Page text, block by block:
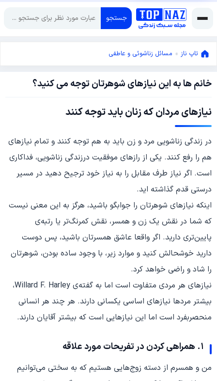
جستجو
تاپ ناز » مسائل زناشوئی و عاطفی
خانم ها به این نیازهای شوهرتان توجه می کنید؟
اکتبر
2017 جولای
17,
2024
نیازهای مردان که زنان باید توجه کنند
در زندگی زناشویی مرد و زن باید به هم توجه کنند و تمام نیازهای
هم را رفع کنند. یکی از رازهای موفقیت درزندگی زناشویی، فداکاری
است. اگر نیاز طرف مقابل را به نیاز خود ترجیح دهید در مسیر
درستی قدم گذاشته اید.
اینکه نیازهای شوهرتان را جوابگو باشید، هرگز به این معنی نیست
که شما در نقش یک زن و همسر، نقش کمرنگ‌تر یا رتبه‌ی
پایین‌تری دارید. اگر واقعا عاشق همسرتان باشید، پس دوست
دارید خوشحالش کنید و موارد زیر، با وجود ساده بودن، شوهرتان
را شاد و راضی خواهد کرد.
نیازهای هر مردی متفاوت است اما به گفته‌ی Willard F. Harley،
بیشتر مردها نیازهای اساسی یکسانی دارند. هر چند هر انسانی
منحصربفرد است اما این نیازهایی است که بیشتر آقایان دارند.
۱. همراهی کردن در تفریحات مورد علاقه
من و همسرم از دسته زوج‌هایی هستیم که به سختی می‌توانیم